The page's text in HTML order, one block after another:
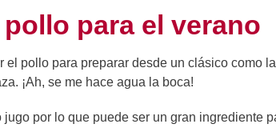
para el verano
el pollo para preparar desde un clásico como la
¡Ah, se me hace agua la boca!
por lo que puede ser un gran ingrediente